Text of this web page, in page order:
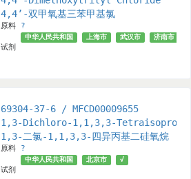
4,4’-双甲氧基三苯甲基氯
原料 ?
试剂
中华人民共和国 上海市 武汉市 济南市
69304-37-6 / MFCD00009655
1,3-Dichloro-1,1,3,3-
1,3-二氯-1,1,3,3-四异丙基二硅氧烷
原料 ?
试剂
中华人民共和国 北京市 √